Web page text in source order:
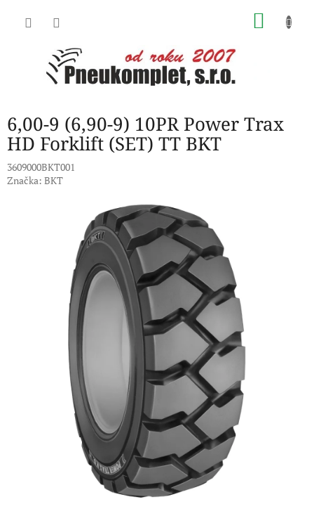
6,00-9 (6,90-9) 10PR Power Trax
HD Forklift (SET) TT BKT
3609000BKT001
Značka: BKT